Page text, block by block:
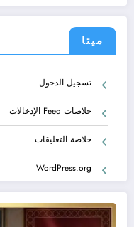
ميتا
تسجيل الدخول
خلاصات Feed الإدخالات
خلاصة التعليقات
WordPress.org